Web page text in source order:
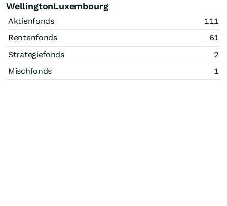
WellingtonLuxembourg
Aktienfonds
111
Rentenfonds
61
Strategiefonds
2
Mischfonds
1